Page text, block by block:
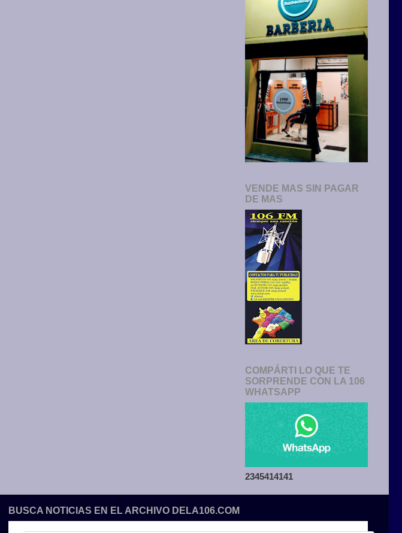
VENDE MAS SIN PAGAR
DE MAS
COMPÁRTI LO QUE TE
SORPRENDE CON LA 106
WHATSAPP
2345414141
BUSCA NOTICIAS EN EL ARCHIVO DELA106.COM